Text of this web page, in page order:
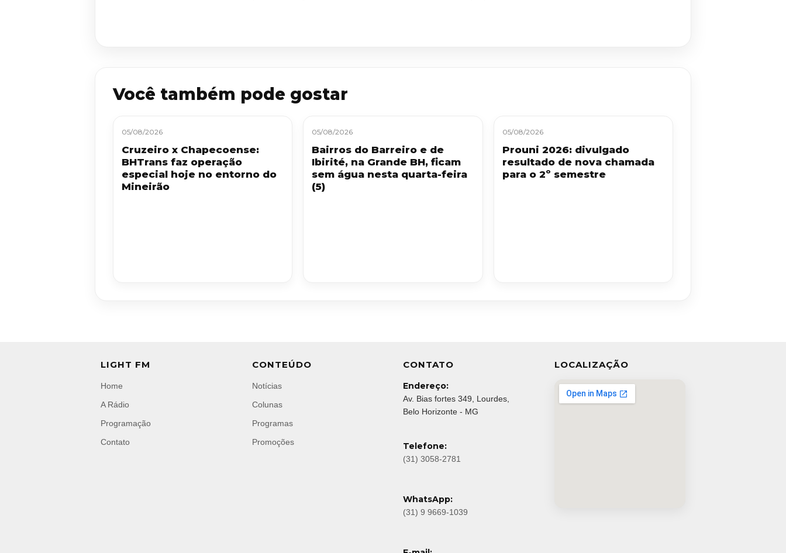
Você também pode gostar
05/08/2026
Cruzeiro x Chapecoense:
BHTrans faz operação
especial hoje no entorno do
Mineirão
05/08/2026
Bairros do Barreiro e de
Ibirité, na Grande BH, ficam
sem água nesta quarta-feira
(5)
05/08/2026
Prouni 2026: divulgado
resultado de nova chamada
para o 2º semestre
LIGHT FM
Home
A Rádio
Programação
Contato
CONTEÚDO
Notícias
Colunas
Programas
Promoções
CONTATO
Endereço:
Av. Bias fortes 349, Lourdes,
Belo Horizonte - MG
Telefone:
(31) 3058-2781
WhatsApp:
(31) 9 9669-1039
LOCALIZAÇÃO